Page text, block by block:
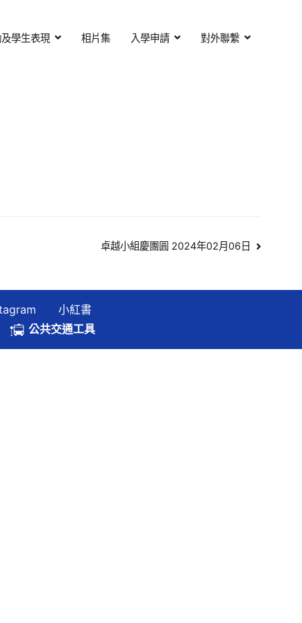
學生表現 相片集 入學申請 對外聯繫
卓越小組慶團圓 2024年02月06日
小紅書
公共交通工具